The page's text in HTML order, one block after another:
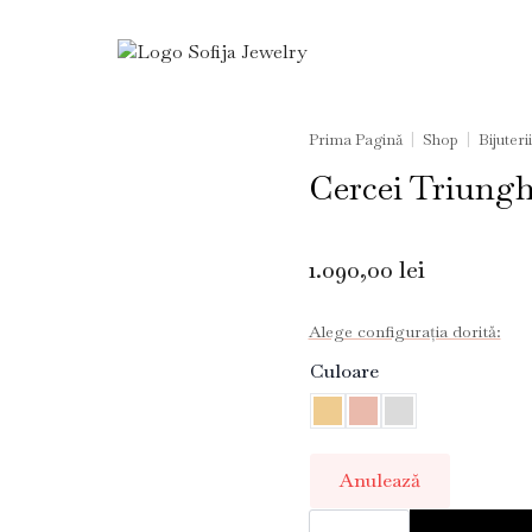
Prima Pagină Shop Bijuterii
Cercei
1.090,00 lei
Alege configurația dorită:
Culoare
Anulează
Cantitate